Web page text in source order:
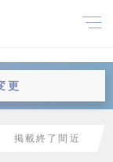
更
掲載終了間近